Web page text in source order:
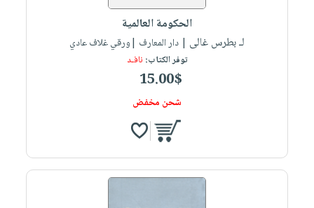
الحكومة العالمية
لـ بطرس غالى | دار المعارف |ورقي غلاف عادي
توفر الكتاب: نافـد
15.00$
شحن مخفض